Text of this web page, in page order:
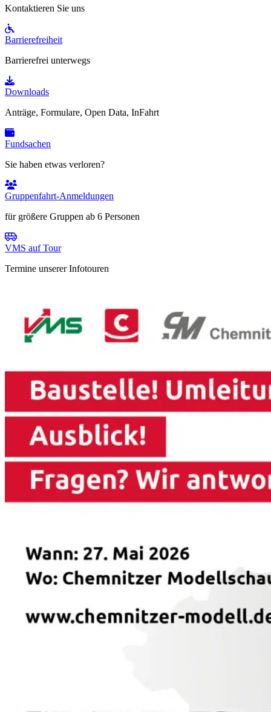
Kontaktieren Sie uns
Barrierefreiheit
Barrierefrei unterwegs
Downloads
Anträge, Formulare, Open Data, InFahrt
Fundsachen
Sie haben etwas verloren?
Gruppenfahrt-Anmeldungen
für größere Gruppen ab 6 Personen
VMS auf Tour
Termine unserer Infotouren